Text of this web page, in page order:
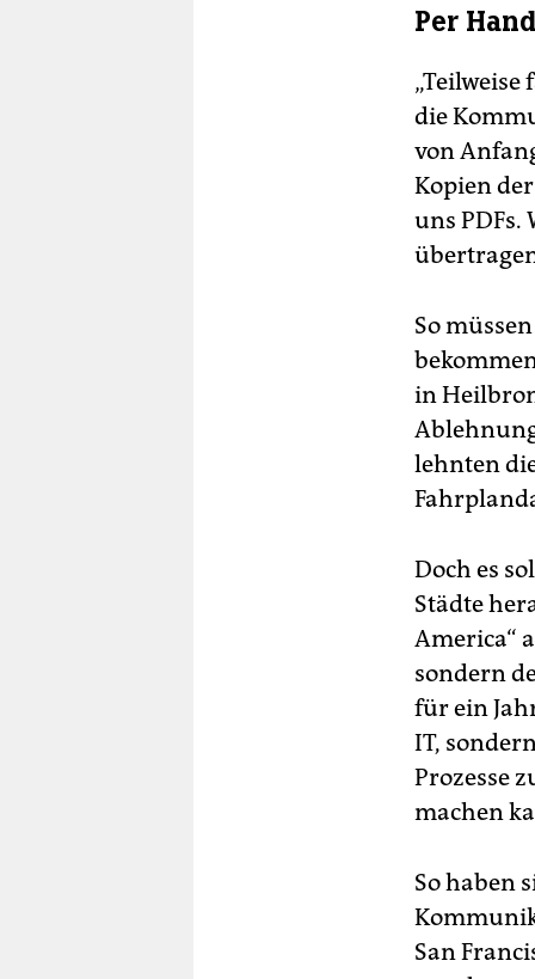
Per
die
von
Kopien
uns PDFs.
So
in
lehnten
Doch es
Städte
America“
sondern
für ein
IT,
Prozesse
machen
So haben
San